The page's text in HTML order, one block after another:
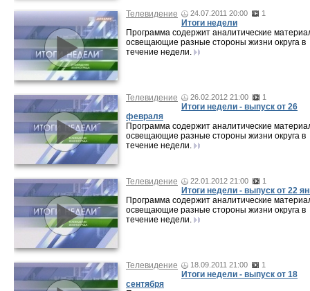
Телевидение 24.07.2011 20:00 1
Итоги недели
Программа содержит аналитические
освещающие разные стороны жизни округа в
течение недели.
Телевидение 26.02.2012 21:00 1
Итоги недели - выпуск от 26
февраля
Программа содержит аналитические
освещающие разные стороны жизни округа в
течение недели.
Телевидение 22.01.2012 21:00 1
Итоги недели - выпуск от 22
Программа содержит аналитические
освещающие разные стороны жизни округа в
течение недели.
Телевидение 18.09.2011 21:00 1
Итоги недели - выпуск от 18
сентября